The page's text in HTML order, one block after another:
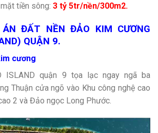
tiền sông: 3 tỷ 5tr/nền/300m2.
ĐẤT NỀN ĐẢO KIM CƯƠNG
QUẬN 9.
cương
ISLAND quận 9 tọa lạc ngay ngã ba
Thuận cửa ngõ vào Khu công nghệ cao
2 và Đảo ngọc Long Phước.